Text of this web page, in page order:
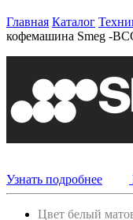
Главная Каталог
кофемашина Smeg -
Узнать подробнее
Цвет белый